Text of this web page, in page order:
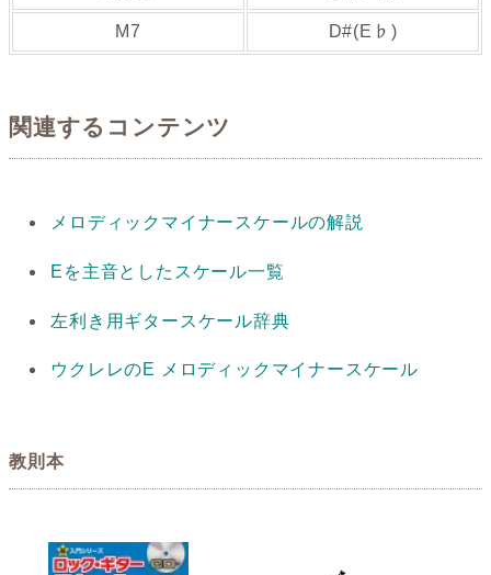
M7 D#(E♭)
関連するコンテンツ
メロディックマイナースケールの解説
Eを主音としたスケール一覧
左利き用ギタースケール辞典
ウクレレのE メロディックマイナースケール
教則本